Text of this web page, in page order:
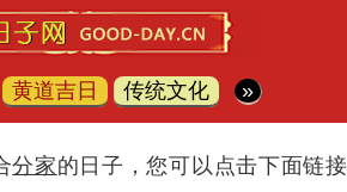
黄道吉日 传统文化
»
分家的日子，您可以点击下面链接